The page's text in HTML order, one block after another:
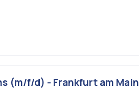
(m/f/d) - Frankfurt am Main